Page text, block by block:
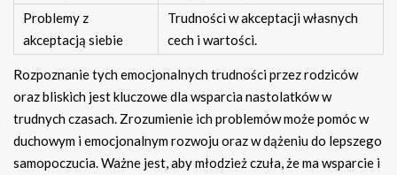
Problemy z
akceptacją siebie
Trudności w akceptacji własnych
cech i wartości.
Rozpoznanie tych emocjonalnych trudności przez rodziców
oraz bliskich jest kluczowe dla wsparcia nastolatków w
trudnych czasach. Zrozumienie ich problemów może pomóc w
duchowym i emocjonalnym rozwoju oraz w dążeniu do lepszego
samopoczucia. Ważne jest, aby młodzież czuła, że ma wsparcie i